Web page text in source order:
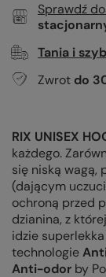
Sprawdź
Tania i
Zwrot do
RIX UNISEX
każdego.
się niską wagą,
(dającym
ochroną przed
dzianina, z
idzie superlekka
technologie
Anti-odor by